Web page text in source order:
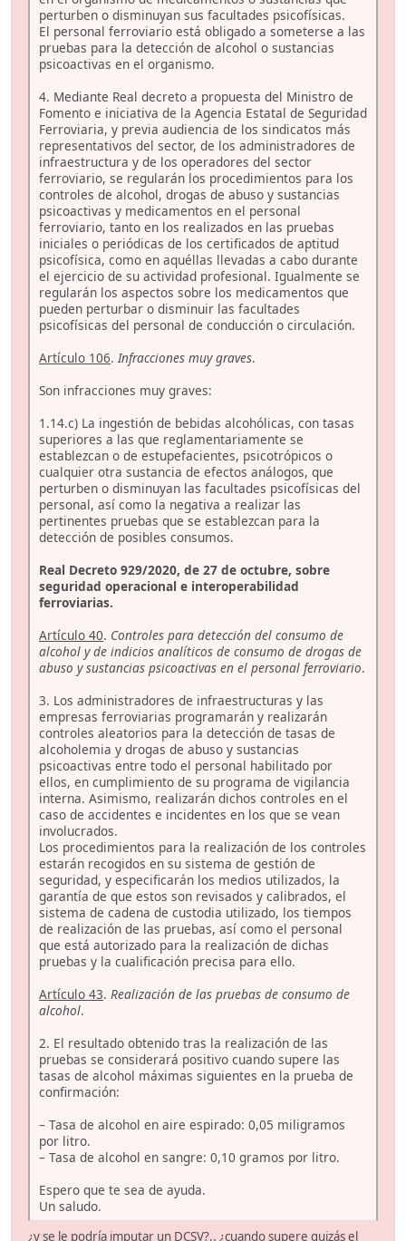
perturben o disminuyan sus facultades psicofísicas.
El personal ferroviario está obligado a someterse a las
pruebas para la detección de alcohol o sustancias
psicoactivas en el organismo.
4. Mediante Real decreto a propuesta del Ministro de
Fomento e iniciativa de la Agencia Estatal de Seguridad
Ferroviaria, y previa audiencia de los sindicatos más
representativos del sector, de los administradores de
infraestructura y de los operadores del sector
ferroviario, se regularán los procedimientos para los
controles de alcohol, drogas de abuso y sustancias
psicoactivas y medicamentos en el personal
ferroviario, tanto en los realizados en las pruebas
iniciales o periódicas de los certificados de aptitud
psicofísica, como en aquéllas llevadas a cabo durante
el ejercicio de su actividad profesional. Igualmente se
regularán los aspectos sobre los medicamentos que
pueden perturbar o disminuir las facultades
psicofísicas del personal de conducción o circulación.
Artículo 106.Infracciones muy graves.
Son infracciones muy graves:
1.14.c) La ingestión de bebidas alcohólicas, con tasas
superiores a las que reglamentariamente se
establezcan o de estupefacientes, psicotrópicos o
cualquier otra sustancia de efectos análogos, que
perturben o disminuyan las facultades psicofísicas del
personal, así como la negativa a realizar las
pertinentes pruebas que se establezcan para la
detección de posibles consumos.
Real Decreto 929/2020, de 27 de octubre, sobre
seguridad operacional e interoperabilidad
ferroviarias.
Artículo 40. Controles para detección del consumo de
alcohol y de indicios analíticos de consumo de drogas de
abuso y sustancias psicoactivas en el personal ferroviario.
3. Los administradores de infraestructuras y las
empresas ferroviarias programarán y realizarán
controles aleatorios para la detección de tasas de
alcoholemia y drogas de abuso y sustancias
psicoactivas entre todo el personal habilitado por
ellos, en cumplimiento de su programa de vigilancia
interna. Asimismo, realizarán dichos controles en el
caso de accidentes e incidentes en los que se vean
involucrados.
Los procedimientos para la realización de los controles
estarán recogidos en su sistema de gestión de
seguridad, y especificarán los medios utilizados, la
garantía de que estos son revisados y calibrados, el
sistema de cadena de custodia utilizado, los tiempos
de realización de las pruebas, así como el personal
que está autorizado para la realización de dichas
pruebas y la cualificación precisa para ello.
Artículo 43. Realización de las pruebas de consumo de
alcohol.
2. El resultado obtenido tras la realización de las
pruebas se considerará positivo cuando supere las
tasas de alcohol máximas siguientes en la prueba de
confirmación:
– Tasa de alcohol en aire espirado: 0,05 miligramos
por litro.
– Tasa de alcohol en sangre: 0,10 gramos por litro.
Espero que te sea de ayuda.
Un saludo.
¿y se le podría imputar un DCSV?.. ¿cuando supere quizás el